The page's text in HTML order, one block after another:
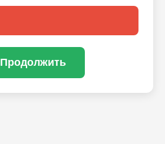
Продолжить